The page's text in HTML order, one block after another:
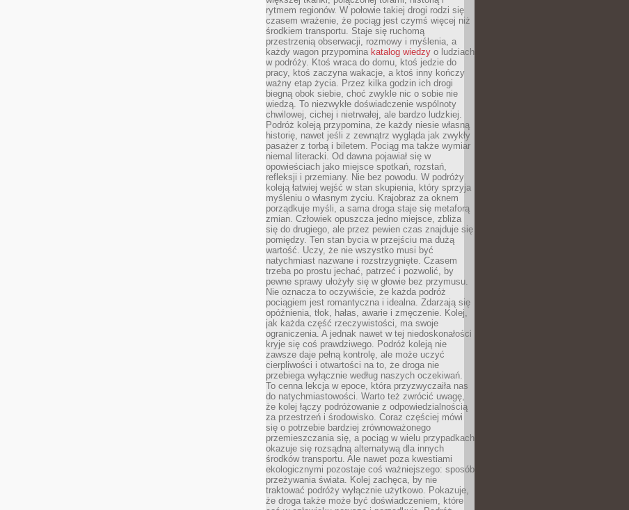
rytmem regionów. W połowie takiej drogi rodzi się
czasem wrażenie, że pociąg jest czymś więcej niż
środkiem transportu. Staje się ruchomą
przestrzenią obserwacji, rozmowy i myślenia, a
każdy wagon przypomina katalog wiedzy o ludziach
w podróży. Ktoś wraca do domu, ktoś jedzie do
pracy, ktoś zaczyna wakacje, a ktoś inny kończy
ważny etap życia. Przez kilka godzin ich drogi
biegną obok siebie, choć zwykle nic o sobie nie
wiedzą. To niezwykłe doświadczenie wspólnoty
chwilowej, cichej i nietrwałej, ale bardzo ludzkiej.
Podróż koleją przypomina, że każdy niesie własną
historię, nawet jeśli z zewnątrz wygląda jak zwykły
pasażer z torbą i biletem. Pociąg ma także wymiar
niemal literacki. Od dawna pojawiał się w
opowieściach jako miejsce spotkań, rozstań,
refleksji i przemiany. Nie bez powodu. W podróży
koleją łatwiej wejść w stan skupienia, który sprzyja
myśleniu o własnym życiu. Krajobraz za oknem
porządkuje myśli, a sama droga staje się metaforą
zmian. Człowiek opuszcza jedno miejsce, zbliża
się do drugiego, ale przez pewien czas znajduje się
pomiędzy. Ten stan bycia w przejściu ma dużą
wartość. Uczy, że nie wszystko musi być
natychmiast nazwane i rozstrzygnięte. Czasem
trzeba po prostu jechać, patrzeć i pozwolić, by
pewne sprawy ułożyły się w głowie bez przymusu.
Nie oznacza to oczywiście, że każda podróż
pociągiem jest romantyczna i idealna. Zdarzają się
opóźnienia, tłok, hałas, awarie i zmęczenie. Kolej,
jak każda część rzeczywistości, ma swoje
ograniczenia. A jednak nawet w tej niedoskonałości
kryje się coś prawdziwego. Podróż koleją nie
zawsze daje pełną kontrolę, ale może uczyć
cierpliwości i otwartości na to, że droga nie
przebiega wyłącznie według naszych oczekiwań.
To cenna lekcja w epoce, która przyzwyczaiła nas
do natychmiastowości. Warto też zwrócić uwagę,
że kolej łączy podróżowanie z odpowiedzialnością
za przestrzeń i środowisko. Coraz częściej mówi
się o potrzebie bardziej zrównoważonego
przemieszczania się, a pociąg w wielu przypadkach
okazuje się rozsądną alternatywą dla innych
środków transportu. Ale nawet poza kwestiami
ekologicznymi pozostaje coś ważniejszego: sposób
przeżywania świata. Kolej zachęca, by nie
traktować podróży wyłącznie użytkowo. Pokazuje,
że droga także może być doświadczeniem, które